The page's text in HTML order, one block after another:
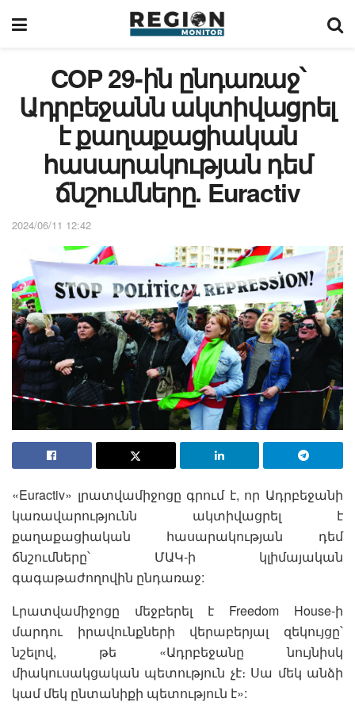
COP 29-ին ընդառաջ՝
Ադրբեջանն ակտիվացրել
է քաղաքացիական
հասարակության դեմ
ճնշումները. Euractiv
2024/06/11 12:42
«Euractiv» լրատվամիջոցը գրում է, որ Ադրբեջանի
կառավարությունն ակտիվացրել է
քաղաքացիական հասարակության դեմ
ճնշումները՝ ՄԱԿ-ի կլիմայական
գագաթաժողովին ընդառաջ:
Լրատվամիջոցը մեջբերել է Freedom House-ի
մարդու իրավունքների վերաբերյալ զեկույցը՝
նշելով, թե «Ադրբեջանը նույնիսկ
միակուսակցական պետություն չէ։ Սա մեկ անձի
կամ մեկ ընտանիքի պետություն է»: